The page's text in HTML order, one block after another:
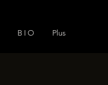
B I O Plus